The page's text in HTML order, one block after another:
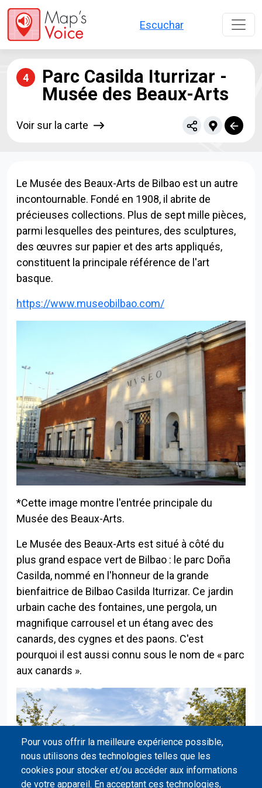
Aller au contenu principal
Escuchar
4
Parc Casilda Iturrizar -
Musée des Beaux-Arts
Voir sur la carte
Le Musée des Beaux-Arts de Bilbao est un autre
incontournable. Fondé en 1908, il abrite de
précieuses collections. Plus de sept mille pièces,
parmi lesquelles des peintures, des sculptures,
des œuvres sur papier et des arts appliqués,
constituent la principale référence de l'art
basque.
https://www.museobilbao.com/
*Cette image montre l'entrée principale du
Musée des Beaux-Arts.
Le Musée des Beaux-Arts est situé à côté du
plus grand espace vert de Bilbao : le parc Doña
Casilda, nommé en l'honneur de la grande
bienfaitrice de Bilbao Casilda Iturrizar. Ce jardin
urbain cache des fontaines, une pergola, un
magnifique carrousel et un étang avec des
canards, des cygnes et des paons. C'est
pourquoi il est aussi connu sous le nom de « parc
aux canards ».
Retour à l'index
Pour vous offrir la meilleure expérience possible,
nous utilisons des technologies telles que les
cookies pour stocker et/ou accéder aux informations
de votre appareil. En acceptant ces technologies,